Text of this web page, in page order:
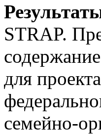
STRAP.
для
семейно-